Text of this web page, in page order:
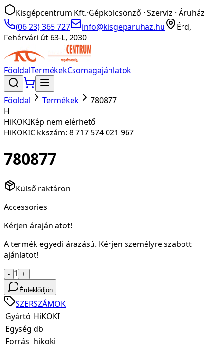
Kisgépcentrum Kft.·Gépkölcsönző · Szerviz · Áruház
(06 23) 365 727
info@kisgeparuhaz.hu
Érd,
Fehérvári út 63-L, 2030
FőoldalTermékekCsomagajánlatok
Főoldal Termékek
780877
H
HiKOKIKép nem elérhető
HiKOKICikkszám: 8 717 574 021 967
780877
Külső raktáron
Accessories
Kérjen árajánlatot!
A termék egyedi árazású. Kérjen személyre szabott
ajánlatot!
- 1 +
Érdeklődjön
SZERSZÁMOK
Gyártó HiKOKI
Egység db
Forrás hikoki